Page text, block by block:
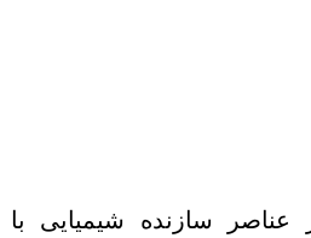
عناصر سازنده شیمیایی با